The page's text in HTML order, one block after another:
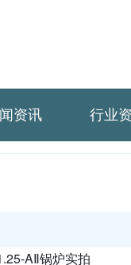
资讯 行业